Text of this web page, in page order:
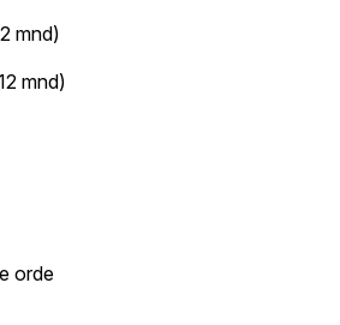
mnd)
mnd)
orde